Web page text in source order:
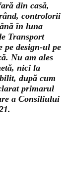
din casă,
controlorii
în luna
Transport
pe design-ul pe
Nu am ales
nici la
după cum
primarul
a Consiliului